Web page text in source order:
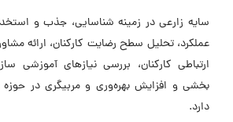
سایه زارعی در زمینه شناسایی، جذب و
عملکرد، تحلیل سطح رضایت کارکنان، ارائه
ارتباطی کارکنان، بررسی نیازهای آموزشی
بخشی و افزایش بهره‌وری و مربیگری در
دارد.